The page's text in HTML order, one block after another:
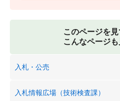
このページを
こんなページ
入札・公売
入札情報広場（技術検査課）